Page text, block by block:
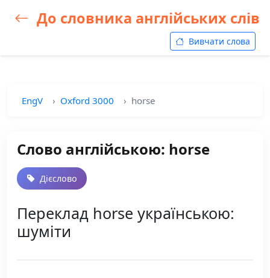
До словника англійських слів
Вивчати слова
EngV Oxford 3000 horse
Слово англійською: horse
Дієслово
Переклад horse українською:
шуміти